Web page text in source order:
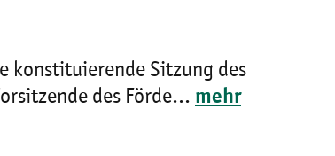
konstituierende Sitzung des
des Förde... mehr